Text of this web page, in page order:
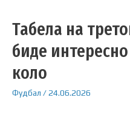
Табела на
биде
коло
Фудбал /24.06.2026